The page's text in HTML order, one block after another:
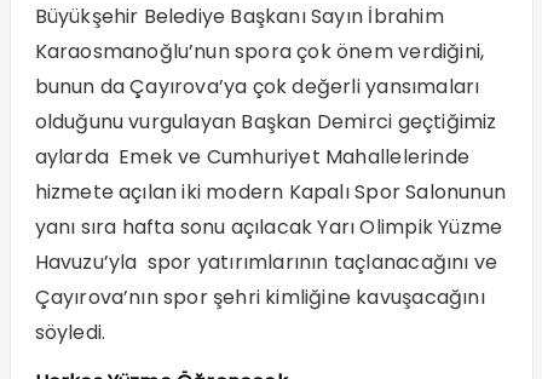
Büyükşehir Belediye Başkanı Sayın İbrahim
Karaosmanoğlu’nun spora çok önem verdiğini,
bunun da Çayırova’ya çok değerli yansımaları
olduğunu vurgulayan Başkan Demirci geçtiğimiz
aylarda Emek ve Cumhuriyet Mahallelerinde
hizmete açılan iki modern Kapalı Spor Salonunun
yanı sıra hafta sonu açılacak Yarı Olimpik Yüzme
Havuzu’yla spor yatırımlarının taçlanacağını ve
Çayırova’nın spor şehri kimliğine kavuşacağını
söyledi.